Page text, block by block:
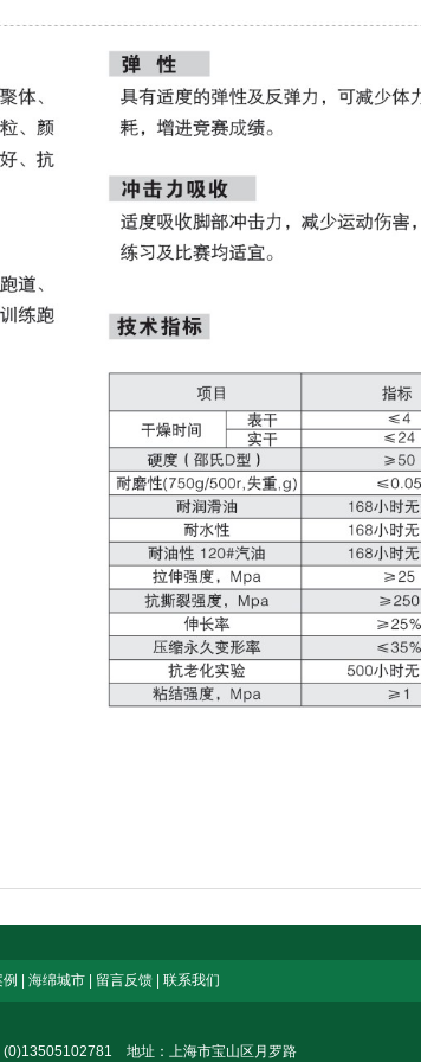
海绵城市| 留言反馈| 联系我们
地址：上海市宝山区月罗路